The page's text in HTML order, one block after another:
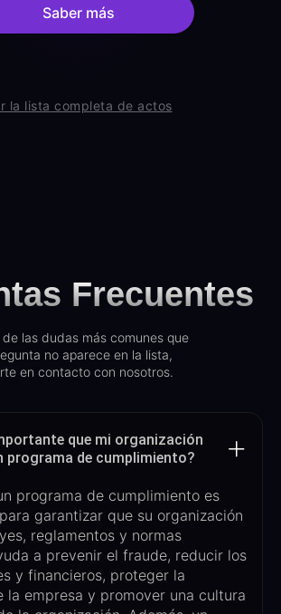
Saber más
la lista completa de actos
Frecuentes
de las dudas más comunes que
no aparece en la lista,
en contacto con nosotros.
que mi organización
programa de cumplimiento?
programa de cumplimiento es
garantizar que su organización
reglamentos y normas
a prevenir el fraude, reducir los
y financieros, proteger la
la empresa y promover una cultura